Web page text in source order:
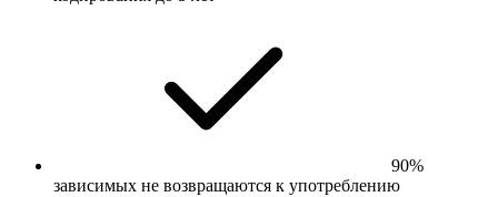
90%
зависимых не возвращаются к употреблению